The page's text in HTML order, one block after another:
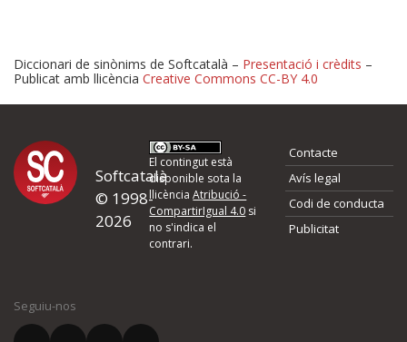
Proposeu-nos millores o
d'errors
Si heu trobat un error o voleu proposar alguna millora, ompliu els
quina és la millora que proposeu o l'error del qual voleu informar-
Diccionari de sinònims de Softcatalà – Presentació i crèdits –
Publicat amb llicència Creative Commons CC-BY 4.0
Softcatalà
© 1998-
2026
El contingut està
disponible sota la
llicènciaAtribució -
CompartirIgual 4.0 si
no s'indica el
contrari.
Contacte
Avís legal
Codi de conducta
Publicitat
Seguiu-nos